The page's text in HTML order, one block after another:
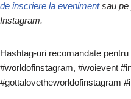
de inscriere la evenimentsau pe
Instagram.
Hashtag-uri recomandate
#worldofinstagram, #woievent
#gottalovetheworldofinstagram